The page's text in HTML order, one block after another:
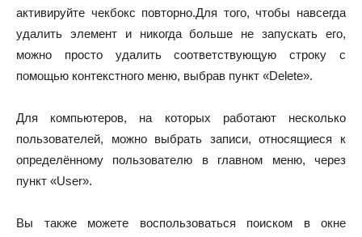
активируйте чекбокс повторно.Для того, чтобы навсегда
удалить элемент и никогда больше не запускать его,
можно просто удалить соответствующую строку с
помощью контекстного меню, выбрав пункт «Delete».
Для компьютеров, на которых работают несколько
пользователей, можно выбрать записи, относящиеся к
определённому пользователю в главном меню, через
пункт «User».
Вы также можете воспользоваться поиском в окне